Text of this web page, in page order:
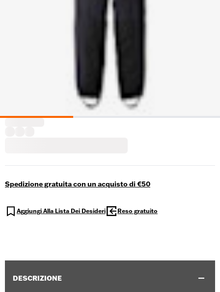
Spedizione gratuita con un acquisto di €50
Aggiungi Alla Lista Dei Desideri Reso gratuito
DESCRIZIONE